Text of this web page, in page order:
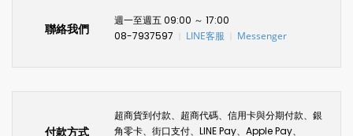
聯絡我們
週一至週五 09:00 ～ 17:00
08-7937597
LINE客服 Messenger
付款方式
超商貨到付款、超商代碼、信用卡與分期付款、銀
角零卡、街口支付、LINE Pay、Apple Pay、